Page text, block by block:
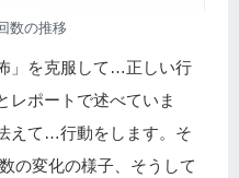
数の推移
」を克服して…正しい行
ポートで述べていま
えて…行動をします。そ
の変化の様子、そうして